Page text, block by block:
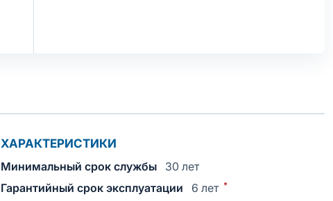
ХАРАКТЕРИСТИКИ
Минимальный срок службы
30 лет
Гарантийный срок эксплуатации
6 лет *